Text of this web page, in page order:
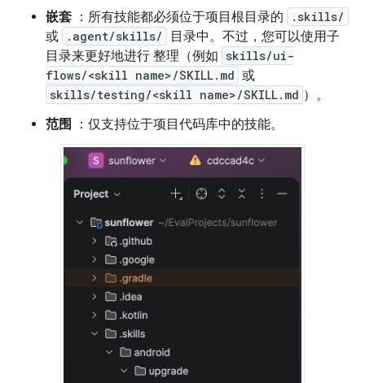
嵌套 ：所有技能都必须位于项目根目录的 .skills/
或 .agent/skills/
目录中。不过，您可以使用子
目录来更好地进行 整理（例如 skills/ui-
flows/<skill name>/SKILL.md 或
skills/testing/<skill name>/SKILL.md ）。
范围 ：仅支持位于项目代码库中的技能。